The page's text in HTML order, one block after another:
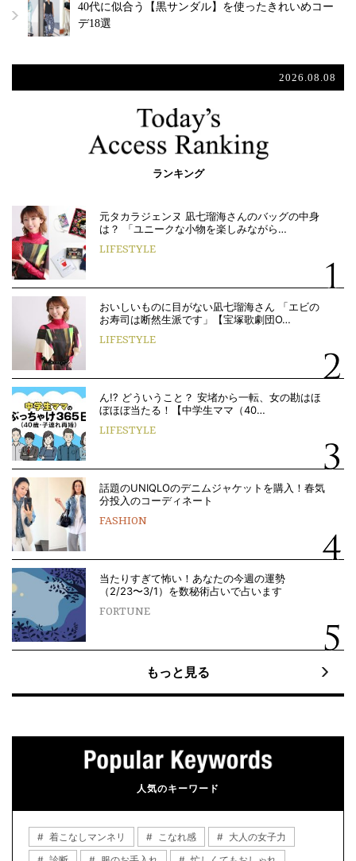
40代に似合う【黒サンダル】を使ったきれいめコー
デ18選
2026.08.08
ランキング
元タカラジェンヌ 凪七瑠海さんのバッグの中身
は？ 「ユニークな小物を楽しみながら…
LIFESTYLE
おいしいものに目がない凪七瑠海さん 「エビの
お寿司は断然生派です」【宝塚歌劇団O…
LIFESTYLE
ん!? どういうこと？ 安堵から一転、女の勘はほ
ぼほぼ当たる！【中学生ママ（40…
LIFESTYLE
話題のUNIQLOのデニムジャケットを購入！春気
分投入のコーディネート
FASHION
当たりすぎて怖い！あなたの今週の運勢
（2/23〜3/1）を数秘術占いで占います
FORTUNE
もっと見る
人気のキーワード
着こなしマンネリ こなれ感
大人の女子力